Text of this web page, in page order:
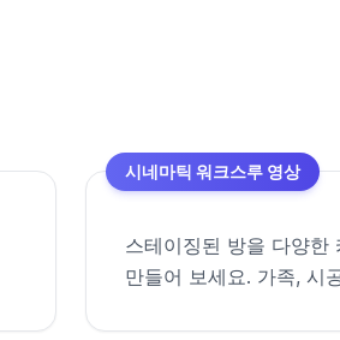
시네마틱 워크스루 영상
스테이징된 방을 다양한
만들어 보세요. 가족, 시